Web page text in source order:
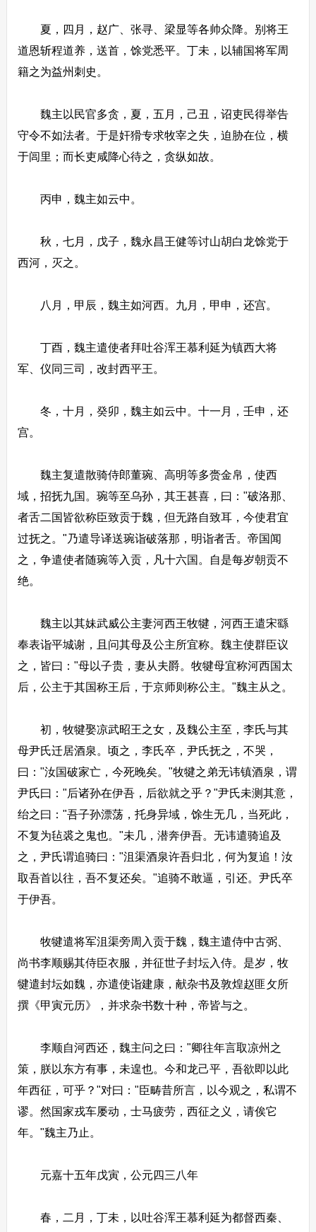
夏，四月，赵广、张寻、梁显等各帅众降。别将王
道恩斩程道养，送首，馀党悉平。丁未，以辅国将军周
籍之为益州刺史。
魏主以民官多贪，夏，五月，己丑，诏吏民得举告
守令不如法者。于是奸猾专求牧宰之失，迫胁在位，横
于闾里；而长吏咸降心待之，贪纵如故。
丙申，魏主如云中。
秋，七月，戊子，魏永昌王健等讨山胡白龙馀党于
西河，灭之。
八月，甲辰，魏主如河西。九月，甲申，还宫。
丁酉，魏主遣使者拜吐谷浑王慕利延为镇西大将
军、仪同三司，改封西平王。
冬，十月，癸卯，魏主如云中。十一月，壬申，还
宫。
魏主复遣散骑侍郎董琬、高明等多赍金帛，使西
域，招抚九国。琬等至乌孙，其王甚喜，曰："破洛那、
者舌二国皆欲称臣致贡于魏，但无路自致耳，今使君宜
过抚之。"乃遣导译送琬诣破落那，明诣者舌。帝国闻
之，争遣使者随琬等入贡，凡十六国。自是每岁朝贡不
绝。
魏主以其妹武威公主妻河西王牧犍，河西王遣宋繇
奉表诣平城谢，且问其母及公主所宜称。魏主使群臣议
之，皆曰："母以子贵，妻从夫爵。牧犍母宜称河西国太
后，公主于其国称王后，于京师则称公主。"魏主从之。
初，牧犍娶凉武昭王之女，及魏公主至，李氏与其
母尹氏迁居酒泉。顷之，李氏卒，尹氏抚之，不哭，
曰："汝国破家亡，今死晚矣。"牧犍之弟无讳镇酒泉，谓
尹氏曰："后诸孙在伊吾，后欲就之乎？"尹氏未测其意，
绐之曰："吾子孙漂荡，托身异域，馀生无几，当死此，
不复为毡裘之鬼也。"未几，潜奔伊吾。无讳遣骑追及
之，尹氏谓追骑曰："沮渠酒泉许吾归北，何为复追！汝
取吾首以往，吾不复还矣。"追骑不敢逼，引还。尹氏卒
于伊吾。
牧犍遣将军沮渠旁周入贡于魏，魏主遣侍中古弼、
尚书李顺赐其侍臣衣服，并征世子封坛入侍。是岁，牧
犍遣封坛如魏，亦遣使诣建康，献杂书及敦煌赵匪攵所
撰《甲寅元历》，并求杂书数十种，帝皆与之。
李顺自河西还，魏主问之曰："卿往年言取凉州之
策，朕以东方有事，未遑也。今和龙己平，吾欲即以此
年西征，可乎？"对曰："臣畴昔所言，以今观之，私谓不
谬。然国家戎车屡动，士马疲劳，西征之义，请俟它
年。"魏主乃止。
元嘉十五年戊寅，公元四三八年
春，二月，丁未，以吐谷浑王慕利延为都督西秦、